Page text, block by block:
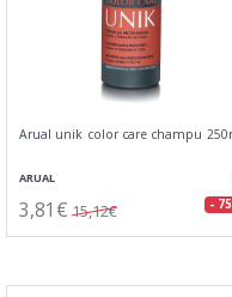
Arual unik color care champu
ARUAL
3,81€ 15,12€ -